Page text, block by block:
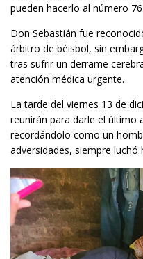
pueden hacerlo al número
Don Sebastián fue
árbitro de béisbol, sin
tras sufrir un derrame
atención médica urgente.
La tarde del viernes 13 de
reunirán para darle el último
recordándolo como un
adversidades, siempre luchó